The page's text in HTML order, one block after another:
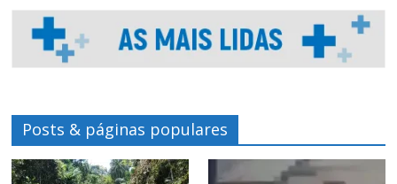
Posts & páginas populares